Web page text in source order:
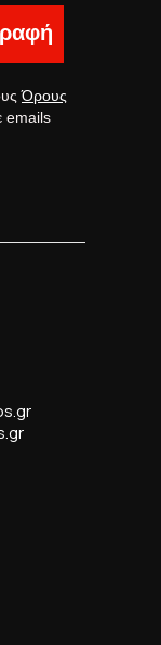
Όρους
emails